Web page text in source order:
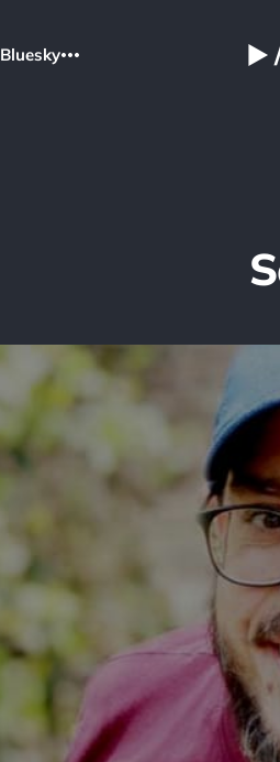
▶
Bluesky